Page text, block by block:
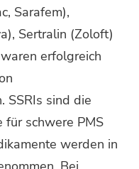
Sarafem),
Sertralin (Zoloft)
erfolgreich
SSRIs sind die
schwere PMS
werden in